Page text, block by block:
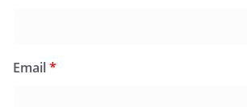
Email*